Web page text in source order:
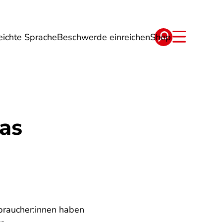
SpracheBeschwerde einreichenShop
Energie Reise Verträge
haben